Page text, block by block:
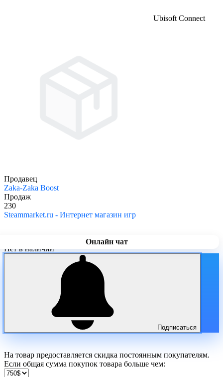
Ubisoft Connect
Онлайн чат
Продавец
Zaka-Zaka Boost
Продаж
230
Steammarket.ru - Интернет магазин игр
Нет в наличии
Подписаться
На товар предоставляется скидка постоянным покупателям.
Если общая сумма покупок товара больше чем: